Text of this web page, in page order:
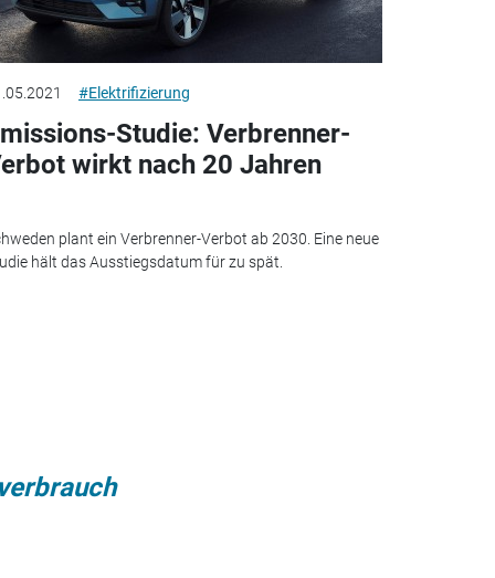
#Elektrifizierung
Studie: Verbrenner-
wirkt nach 20 Jahren
plant ein Verbrenner-Verbot ab 2030. Eine neue
hält das Ausstiegsdatum für zu spät.